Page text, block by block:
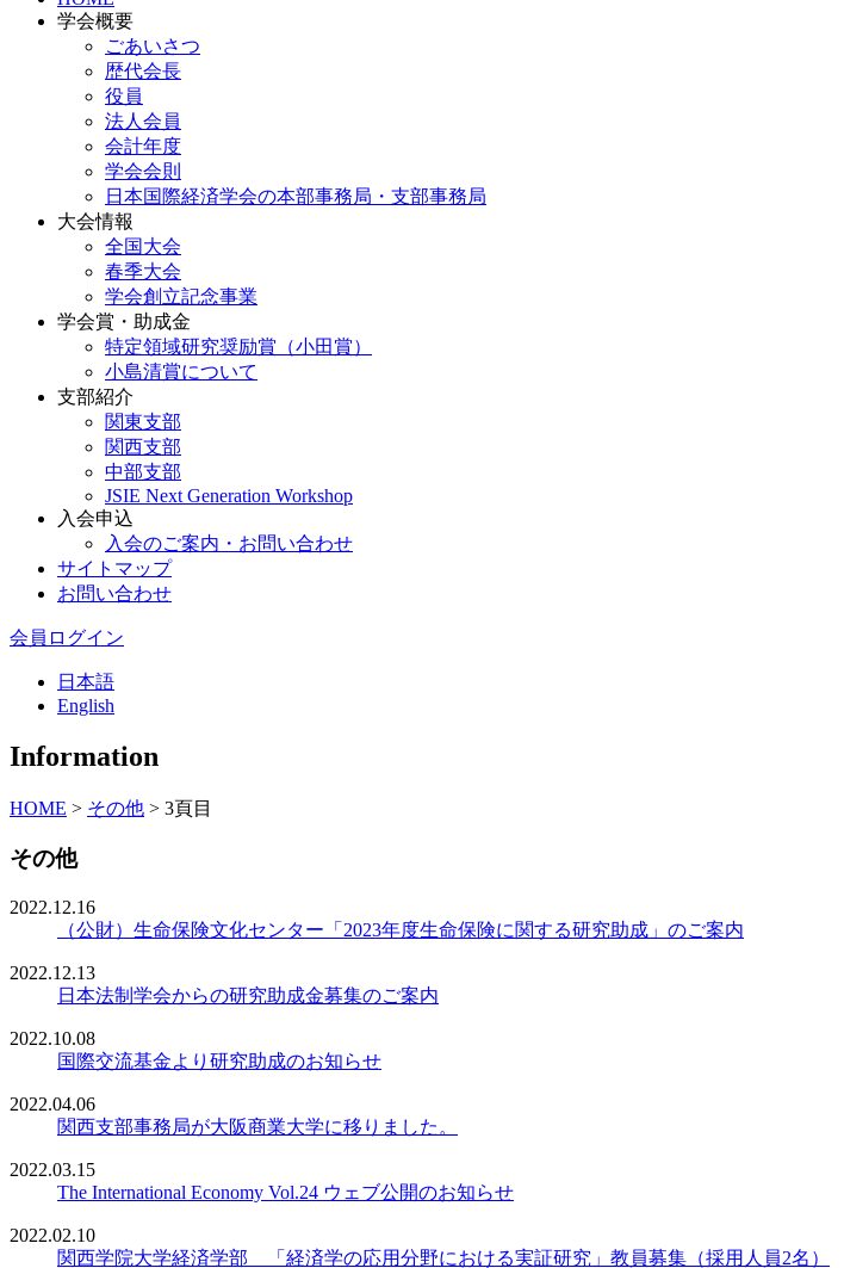
学会概要
ごあいさつ
歴代会長
役員
法人会員
会計年度
学会会則
日本国際経済学会の本部事務局・支部事務局
大会情報
全国大会
春季大会
学会創立記念事業
学会賞・助成金
特定領域研究奨励賞（小田賞）
小島清賞について
支部紹介
関東支部
関西支部
中部支部
JSIE Next Generation Workshop
入会申込
入会のご案内・お問い合わせ
サイトマップ
お問い合わせ
会員ログイン
日本語
English
Information
HOME > その他 > 3頁目
その他
2022.12.16
（公財）生命保険文化センター「2023年度生命保険に関する研究助成」のご案内
2022.12.13
日本法制学会からの研究助成金募集のご案内
2022.10.08
国際交流基金より研究助成のお知らせ
2022.04.06
関西支部事務局が大阪商業大学に移りました。
2022.03.15
The International Economy Vol.24 ウェブ公開のお知らせ
2022.02.10
関西学院大学経済学部 「経済学の応用分野における実証研究」教員募集（採用人員2名）